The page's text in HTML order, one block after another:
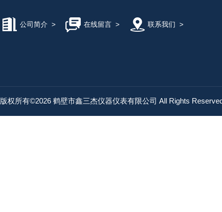
公司简介 > 在线留言> 联系我们 >
版权所有©2026 鹤壁市鑫三杰仪器仪表有限公司 All Rights